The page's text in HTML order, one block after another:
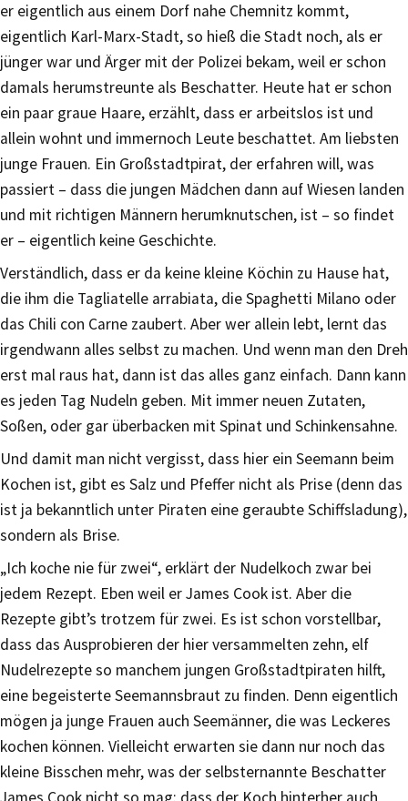
er eigentlich aus einem Dorf nahe Chemnitz kommt,
eigentlich Karl-Marx-Stadt, so hieß die Stadt noch, als er
jünger war und Ärger mit der Polizei bekam, weil er schon
damals herumstreunte als Beschatter. Heute hat er schon
ein paar graue Haare, erzählt, dass er arbeitslos ist und
allein wohnt und immernoch Leute beschattet. Am liebsten
junge Frauen. Ein Großstadtpirat, der erfahren will, was
passiert – dass die jungen Mädchen dann auf Wiesen landen
und mit richtigen Männern herumknutschen, ist – so findet
er – eigentlich keine Geschichte.
Verständlich, dass er da keine kleine Köchin zu Hause hat,
die ihm die Tagliatelle arrabiata, die Spaghetti Milano oder
das Chili con Carne zaubert. Aber wer allein lebt, lernt das
irgendwann alles selbst zu machen. Und wenn man den Dreh
erst mal raus hat, dann ist das alles ganz einfach. Dann kann
es jeden Tag Nudeln geben. Mit immer neuen Zutaten,
Soßen, oder gar überbacken mit Spinat und Schinkensahne.
Und damit man nicht vergisst, dass hier ein Seemann beim
Kochen ist, gibt es Salz und Pfeffer nicht als Prise (denn das
ist ja bekanntlich unter Piraten eine geraubte Schiffsladung),
sondern als Brise.
„Ich koche nie für zwei“, erklärt der Nudelkoch zwar bei
jedem Rezept. Eben weil er James Cook ist. Aber die
Rezepte gibt’s trotzem für zwei. Es ist schon vorstellbar,
dass das Ausprobieren der hier versammelten zehn, elf
Nudelrezepte so manchem jungen Großstadtpiraten hilft,
eine begeisterte Seemannsbraut zu finden. Denn eigentlich
mögen ja junge Frauen auch Seemänner, die was Leckeres
kochen können. Vielleicht erwarten sie dann nur noch das
kleine Bisschen mehr, was der selbsternannte Beschatter